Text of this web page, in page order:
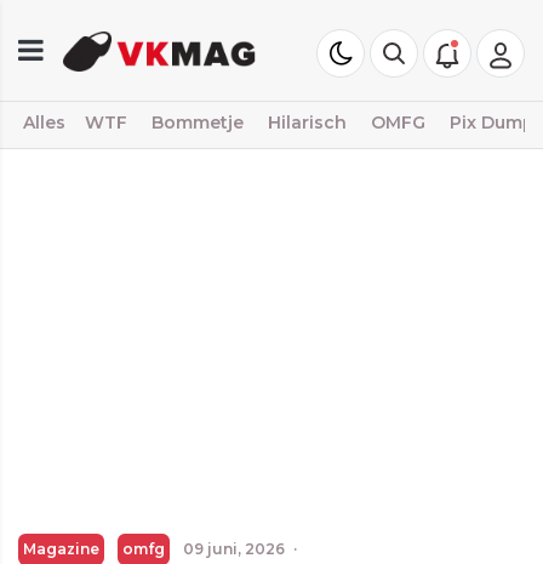
Alles WTF Bommetje Hilarisch OMFG Pix Dump
Magazine omfg 09 juni, 2026 ·